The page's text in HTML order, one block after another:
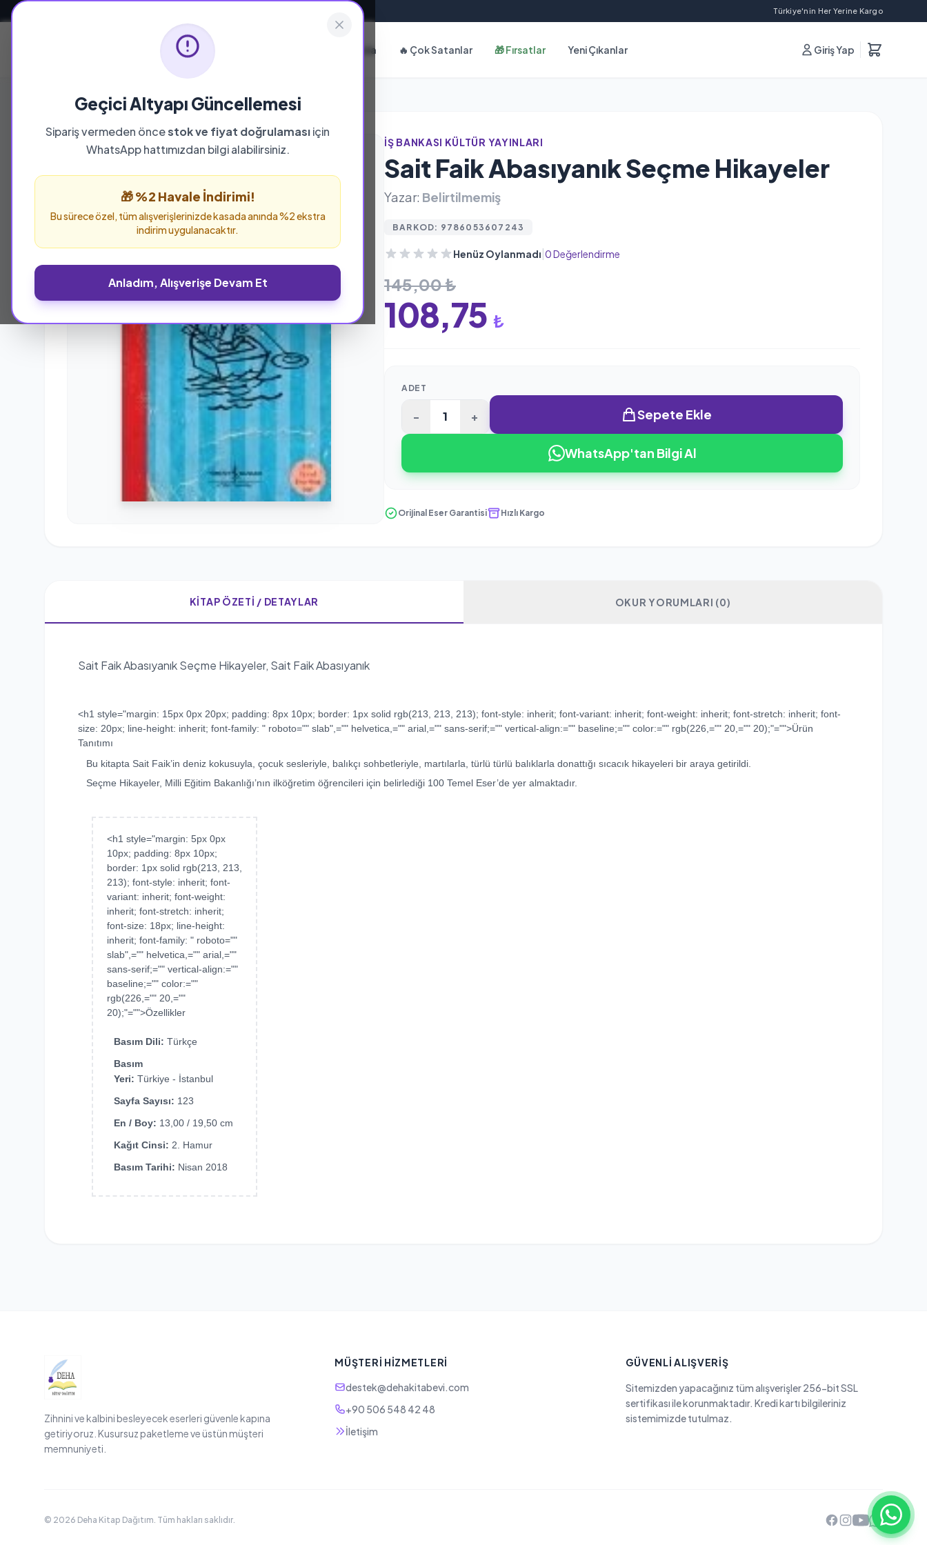
Geçici Altyapı Güncellemesi
Sipariş vermeden öncestok ve fiyat doğrulamasıiçin
WhatsApp hattımızdan bilgi alabilirsiniz.
🎁 %2 Havale İndirimi!
Bu sürece özel, tüm alışverişlerinizde kasada anında %2 ekstra
indirim uygulanacaktır.
Anladım, Alışverişe Devam Et
Türkiye'nin Her Yerine Kargo
Hakkımızda 🔥 Çok Satanlar 🎁 Fırsatlar Yeni Çıkanlar Giriş Yap
%25 İNDİRİM
İŞ BANKASI KÜLTÜR YAYINLARI
Sait Faik Abasıyanık Seçme Hikayeler
Yazar: Belirtilmemiş
BARKOD: 9786053607243
Henüz Oylanmadı 0 Değerlendirme
145,00 ₺
108,75 ₺
ADET
- + Sepete Ekle
WhatsApp'tan Bilgi Al
Orijinal Eser Garantisi Hızlı Kargo
KITAP ÖZETI / DETAYLAR OKUR YORUMLARI (0)
Sait Faik Abasıyanık Seçme Hikayeler, Sait Faik Abasıyanık
<h1 style="margin: 15px 0px 20px; padding: 8px 10px; border: 1px solid rgb(213, 213, 213); font-style: inherit; font-variant: inherit; font-weight: inherit; font-stretch: inherit; font-
size: 20px; line-height: inherit; font-family: " roboto="" slab",="" helvetica,="" arial,="" sans-serif;="" vertical-align:="" baseline;="" color:="" rgb(226,="" 20,="" 20);"="">Ürün
Tanıtımı
Bu kitapta Sait Faik’in deniz kokusuyla, çocuk sesleriyle, balıkçı sohbetleriyle, martılarla, türlü türlü balıklarla donattığı sıcacık hikayeleri bir araya getirildi.
Seçme Hikayeler, Milli Eğitim Bakanlığı’nın ilköğretim öğrencileri için belirlediği 100 Temel Eser’de yer almaktadır.
<h1 style="margin: 5px 0px
10px; padding: 8px 10px;
border: 1px solid rgb(213, 213,
213); font-style: inherit; font-
variant: inherit; font-weight:
inherit; font-stretch: inherit;
font-size: 18px; line-height:
inherit; font-family: " roboto=""
slab",="" helvetica,="" arial,=""
sans-serif;="" vertical-align:=""
baseline;="" color:=""
rgb(226,="" 20,=""
20);"="">Özellikler
Basım Dili: Türkçe
Basım
Yeri: Türkiye - İstanbul
Sayfa Sayısı: 123
En / Boy: 13,00 / 19,50 cm
Kağıt Cinsi: 2. Hamur
Basım Tarihi: Nisan 2018
Zihnini ve kalbini besleyecek eserleri güvenle kapına
getiriyoruz. Kusursuz paketleme ve üstün müşteri
memnuniyeti.
MÜŞTERI HIZMETLERI
destek@dehakitabevi.com
+90 506 548 42 48
İletişim
GÜVENLI ALIŞVERIŞ
Sitemizden yapacağınız tüm alışverişler 256-bit SSL
sertifikası ile korunmaktadır. Kredi kartı bilgileriniz
sistemimizde tutulmaz.
© 2026 Deha Kitap Dağıtım. Tüm hakları saklıdır.